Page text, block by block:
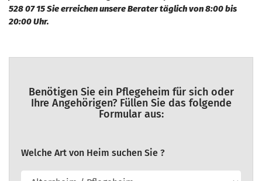
528 07 15 Sie erreichen unsere Berater täglich von 8:00 bis
20:00 Uhr.
Benötigen Sie ein Pflegeheim für sich oder
Ihre Angehörigen? Füllen Sie das folgende
Formular aus:
Welche Art von Heim suchen Sie ?